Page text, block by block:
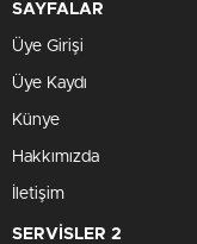
SAYFALAR
Üye Girişi
Üye Kaydı
Künye
Hakkımızda
İletişim
SERVİSLER 2